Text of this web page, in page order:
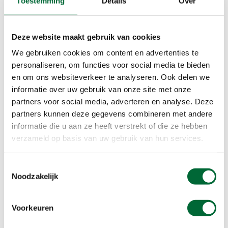
Deze website maakt gebruik van cookies
We gebruiken cookies om content en advertenties te
personaliseren, om functies voor social media te bieden
en om ons websiteverkeer te analyseren. Ook delen we
informatie over uw gebruik van onze site met onze
partners voor social media, adverteren en analyse. Deze
partners kunnen deze gegevens combineren met andere
informatie die u aan ze heeft verstrekt of die ze hebben
verzameld op basis van uw gebruik van hun services.
Noodzakelijk
Voorkeuren
(Foto: © Shutterstock)
’t Hertenpad - Baak
Genieten van de natuur, daar kun je niet vroeg
genoeg mee beginnen. Daarom hebben vijf
natuurgidsen van IVN Natuureducatie hun studie
afgerond met een project door samen met de
eigenaar van ’t Hertenbosch een kindernatuurpad
te ontwikkelen: ’t Hertenpad. De kinderen krijgen
opdrachtboekje, een spiegel, een insectenpotje
en een zakje met steentjes op pad. De wandeling